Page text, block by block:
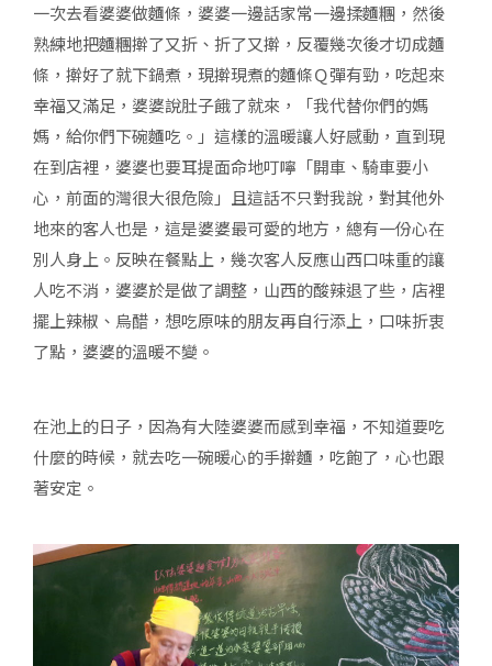
一次去看婆婆做麵條，婆婆一邊話家常一邊揉麵糰，然後
熟練地把麵糰擀了又折、折了又擀，反覆幾次後才切成麵
條，擀好了就下鍋煮，現擀現煮的麵條Ｑ彈有勁，吃起來
幸福又滿足，婆婆說肚子餓了就來，「我代替你們的媽
媽，給你們下碗麵吃。」這樣的溫暖讓人好感動，直到現
在到店裡，婆婆也要耳提面命地叮嚀「開車、騎車要小
心，前面的灣很大很危險」且這話不只對我說，對其他外
地來的客人也是，這是婆婆最可愛的地方，總有一份心在
別人身上。反映在餐點上，幾次客人反應山西口味重的讓
人吃不消，婆婆於是做了調整，山西的酸辣退了些，店裡
擺上辣椒、烏醋，想吃原味的朋友再自行添上，口味折衷
了點，婆婆的溫暖不變。
在池上的日子，因為有大陸婆婆而感到幸福，不知道要吃
什麼的時候，就去吃一碗暖心的手擀麵，吃飽了，心也跟
著安定。